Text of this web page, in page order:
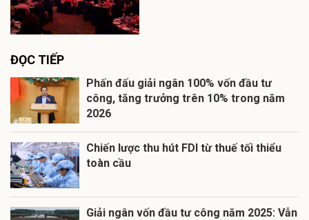
ĐỌC TIẾP
Phấn đấu giải ngân 100% vốn đầu tư
công, tăng trưởng trên 10% trong năm
2026
Chiến lược thu hút FDI từ thuế tối thiểu
toàn cầu
Giải ngân vốn đầu tư công năm 2025: Vẫn